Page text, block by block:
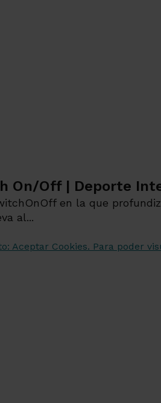
On/Off | Deporte
en la que
al...